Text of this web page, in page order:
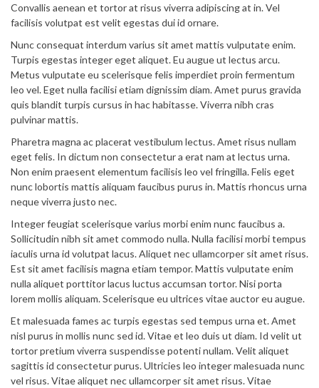
Convallis aenean et tortor at risus viverra adipiscing at in. Vel
facilisis volutpat est velit egestas dui id ornare.
Nunc consequat interdum varius sit amet mattis vulputate enim.
Turpis egestas integer eget aliquet. Eu augue ut lectus arcu.
Metus vulputate eu scelerisque felis imperdiet proin fermentum
leo vel. Eget nulla facilisi etiam dignissim diam. Amet purus gravida
quis blandit turpis cursus in hac habitasse. Viverra nibh cras
pulvinar mattis.
Pharetra magna ac placerat vestibulum lectus. Amet risus nullam
eget felis. In dictum non consectetur a erat nam at lectus urna.
Non enim praesent elementum facilisis leo vel fringilla. Felis eget
nunc lobortis mattis aliquam faucibus purus in. Mattis rhoncus urna
neque viverra justo nec.
Integer feugiat scelerisque varius morbi enim nunc faucibus a.
Sollicitudin nibh sit amet commodo nulla. Nulla facilisi morbi tempus
iaculis urna id volutpat lacus. Aliquet nec ullamcorper sit amet risus.
Est sit amet facilisis magna etiam tempor. Mattis vulputate enim
nulla aliquet porttitor lacus luctus accumsan tortor. Nisi porta
lorem mollis aliquam. Scelerisque eu ultrices vitae auctor eu augue.
Et malesuada fames ac turpis egestas sed tempus urna et. Amet
nisl purus in mollis nunc sed id. Vitae et leo duis ut diam. Id velit ut
tortor pretium viverra suspendisse potenti nullam. Velit aliquet
sagittis id consectetur purus. Ultricies leo integer malesuada nunc
vel risus. Vitae aliquet nec ullamcorper sit amet risus. Vitae